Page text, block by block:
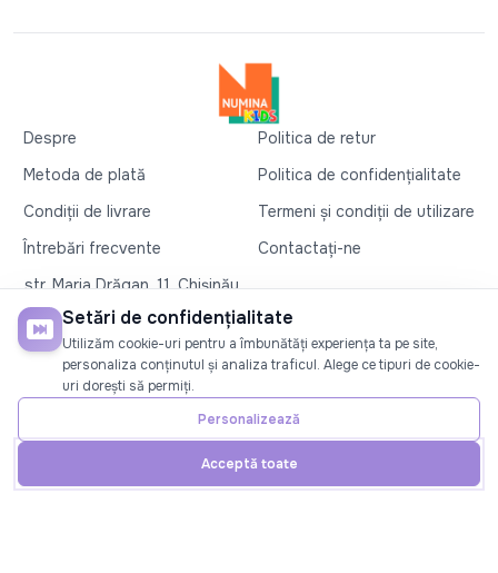
Telefon Cont
Despre
Politica de retur
Metoda de plată
Politica de confidențialitate
Condiții de livrare
Termeni și condiții de utilizare
Întrebări frecvente
Contactați-ne
str. Maria Drăgan, 11, Chișinău
+37360327279
©2026Numina Kids. Toate drepturile rezervate
SOCIAL
Setări de confidențialitate
Utilizăm cookie-uri pentru a îmbunătăți experiența ta pe site,
personaliza conținutul și analiza traficul. Alege ce tipuri de cookie-
uri dorești să permiți.
Personalizează
Acceptă toate